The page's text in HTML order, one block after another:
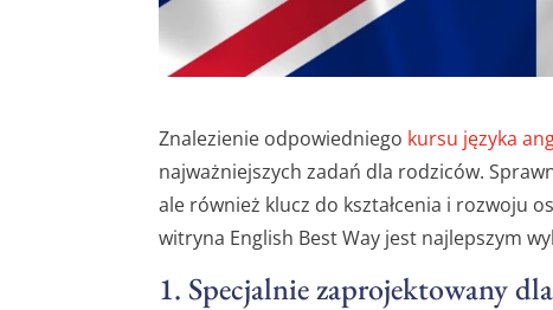
Znalezienie odpowiedniego kursu języka
najważniejszych zadań dla rodziców.
ale również klucz do kształcenia i rozwoju
witryna English Best Way jest najlepszym
1. Specjalnie zaprojektowany